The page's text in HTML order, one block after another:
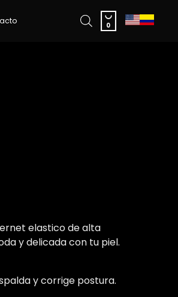
to

0
elastico de alta
y delicada con tu piel.
y corrige postura.